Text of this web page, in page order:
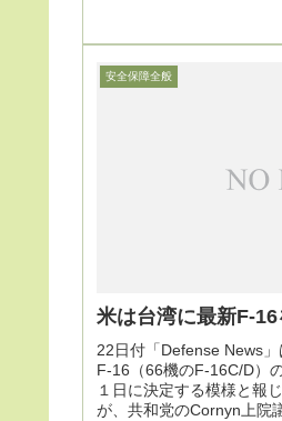
安全保障全般
米は台湾に最新F-16
22日付「Defense News
F-16（66機のF-16C/D）
１日に決定する模様と報
が、共和党のCornyn上院